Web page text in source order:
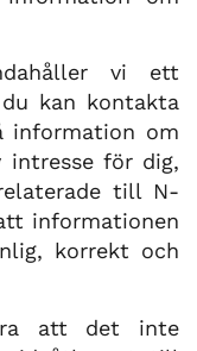
vi ett
kan kontakta
information om
intresse för dig,
till N-
informationen
korrekt och
att det inte